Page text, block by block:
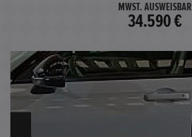
MWST. AUSWEISBAR
34.590 €